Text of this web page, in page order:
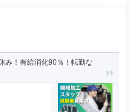
み！有給消化90％！転勤な